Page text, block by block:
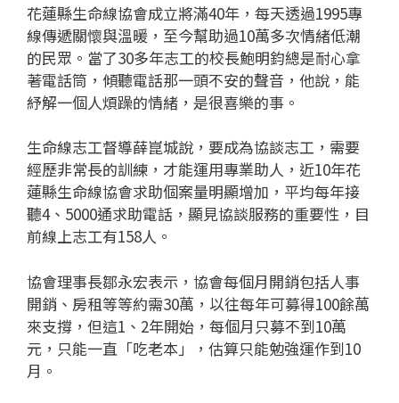
花蓮縣生命線協會成立將滿40年，每天透過1995專
線傳遞關懷與溫暖，至今幫助過10萬多次情緒低潮
的民眾。當了30多年志工的校長鮑明鈞總是耐心拿
著電話筒，傾聽電話那一頭不安的聲音，他說，能
紓解一個人煩躁的情緒，是很喜樂的事。
生命線志工督導薛崑城說，要成為協談志工，需要
經歷非常長的訓練，才能運用專業助人，近10年花
蓮縣生命線協會求助個案量明顯增加，平均每年接
聽4、5000通求助電話，顯見協談服務的重要性，目
前線上志工有158人。
協會理事長鄒永宏表示，協會每個月開銷包括人事
開銷、房租等等約需30萬，以往每年可募得100餘萬
來支撐，但這1、2年開始，每個月只募不到10萬
元，只能一直「吃老本」，估算只能勉強運作到10
月。